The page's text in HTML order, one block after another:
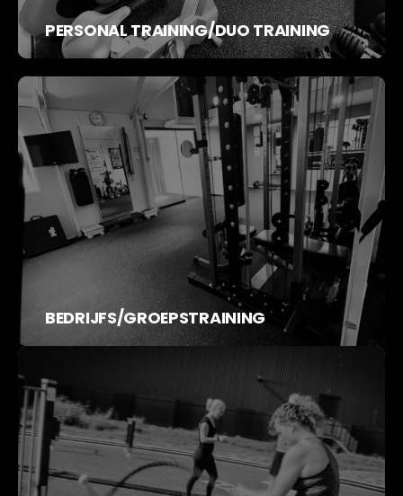
PERSONAL TRAINING/DUO TRAINING
BEDRIJFS/GROEPSTRAINING